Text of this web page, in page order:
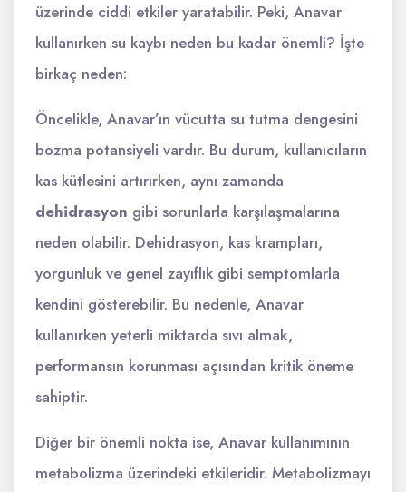
üzerinde ciddi etkiler yaratabilir. Peki, Anavar
kullanırken su kaybı neden bu kadar önemli? İşte
birkaç neden:
Öncelikle, Anavar’ın vücutta su tutma dengesini
bozma potansiyeli vardır. Bu durum, kullanıcıların
kas kütlesini artırırken, aynı zamanda
dehidrasyon gibi sorunlarla karşılaşmalarına
neden olabilir. Dehidrasyon, kas krampları,
yorgunluk ve genel zayıflık gibi semptomlarla
kendini gösterebilir. Bu nedenle, Anavar
kullanırken yeterli miktarda sıvı almak,
performansın korunması açısından kritik öneme
sahiptir.
Diğer bir önemli nokta ise, Anavar kullanımının
metabolizma üzerindeki etkileridir. Metabolizmayı